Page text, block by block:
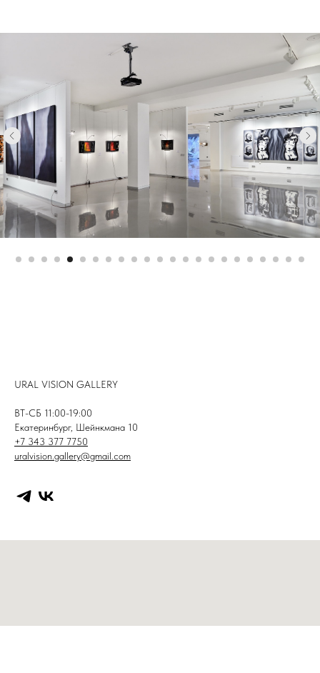
URAL VISION GALLERY
ВТ-СБ 11:00-19:00
Екатеринбург, Шейнкмана 10
+7 343 377 7750
uralvision.gallery@gmail.com